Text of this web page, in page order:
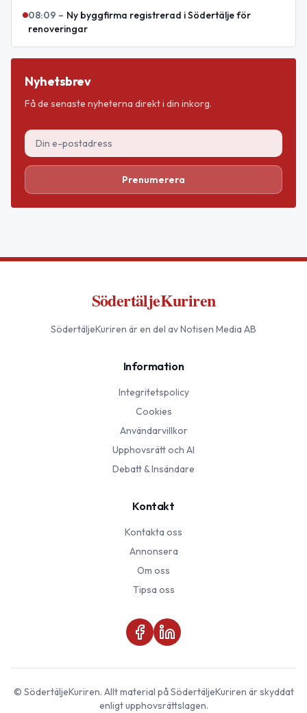
08:09 – Ny byggfirma registrerad i Södertälje för
renoveringar
Nyhetsbrev
Få de senaste nyheterna direkt i din inkorg.
Prenumerera
SödertäljeKuriren
SödertäljeKuriren är en del av Notisen Media AB
Information
Integritetspolicy
Cookies
Användarvillkor
Upphovsrätt och AI
Debatt & Insändare
Kontakt
Kontakta oss
Annonsera
Om oss
Tipsa oss
© SödertäljeKuriren. Allt material påSödertäljeKuriren är skyddat
enligt upphovsrättslagen.